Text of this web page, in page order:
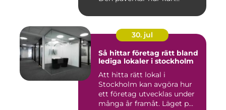
30. jul
Så hittar företag rätt bland
lediga lokaler i stockholm
Att hitta rätt lokal i
Stockholm kan avgöra hur
ett företag utvecklas under
många år framåt. Läget p...